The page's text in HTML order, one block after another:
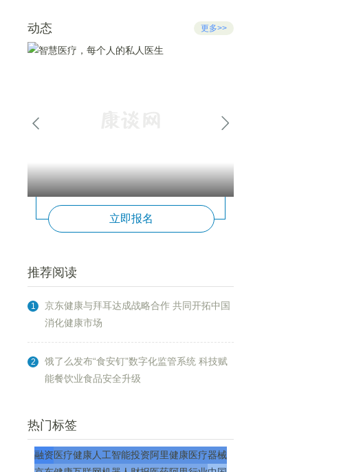
动态 更多>>
立即报名
推荐阅读
1
京东健康与拜耳达成战略合作 共同开拓中国
消化健康市场
2
饿了么发布“食安钉”数字化监管系统 科技赋
能餐饮业食品安全升级
热门标签
融资医疗健康人工智能投资阿里健康医疗器械